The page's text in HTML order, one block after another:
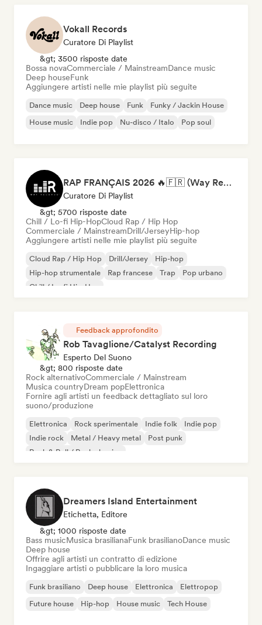
Vokall Records
Curatore Di Playlist
&gt; 3500 risposte date
Bossa novaCommerciale / MainstreamDance music
Deep houseFunk
Aggiungere artisti nelle mie playlist più seguite
Dance music Deep house Funk
Funky / Jackin House
House music
Indie pop Nu-disco / Italo Pop soul
RAP FRANÇAIS 2026 🔥🇫🇷 (Way Records)
Curatore Di Playlist
&gt; 5700 risposte date
Chill / Lo-fi Hip-HopCloud Rap / Hip Hop
Commerciale / MainstreamDrill/JerseyHip-hop
Aggiungere artisti nelle mie playlist più seguite
Cloud Rap / Hip Hop Drill/Jersey
Hip-hop
Hip-hop strumentale
Rap francese Trap
Pop urbano
Chill / Lo-fi Hip-Hop
Feedback approfondito
Rob Tavaglione/Catalyst Recording
Esperto Del Suono
&gt; 800 risposte date
Rock alternativoCommerciale / Mainstream
Musica countryDream popElettronica
Fornire agli artisti un feedback dettagliato sul loro
suono/produzione
Elettronica Rock sperimentale Indie folk
Indie pop
Indie rock
Metal / Heavy metal
Post punk
Rock & Roll / Rock classico
Dreamers Island Entertainment
Etichetta, Editore
&gt; 1000 risposte date
Bass musicMusica brasilianaFunk brasilianoDance music
Deep house
Offrire agli artisti un contratto di edizione
Ingaggiare artisti o pubblicare la loro musica
Funk brasiliano Deep house Elettronica
Elettropop
Future house
Hip-hop House music Tech House